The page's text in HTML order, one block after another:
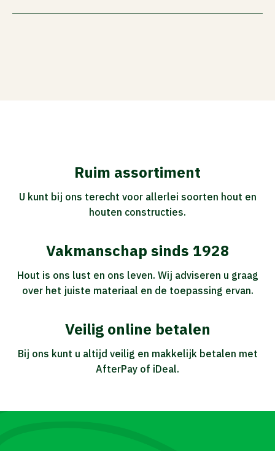
Ruim assortiment
U kunt bij ons terecht voor allerlei soorten hout en
houten constructies.
Vakmanschap sinds 1928
Hout is ons lust en ons leven. Wij adviseren u graag
over het juiste materiaal en de toepassing ervan.
Veilig online betalen
Bij ons kunt u altijd veilig en makkelijk betalen met
AfterPay of iDeal.